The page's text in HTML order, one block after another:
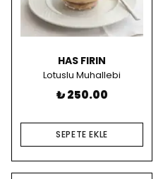
HAS FIRIN
Lotuslu Muhallebi
₺ 250.00
SEPETE EKLE